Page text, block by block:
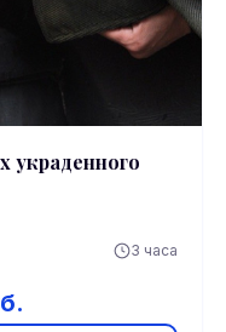
украденного
3 часа